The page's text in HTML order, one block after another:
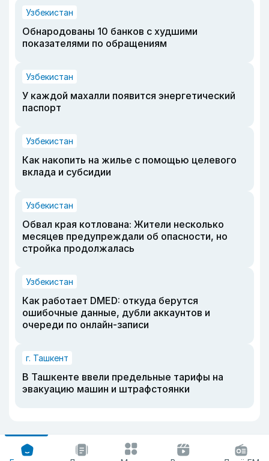
Узбекистан
Обнародованы 10 банков с худшими
показателями по обращениям
Узбекистан
У каждой махалли появится энергетический
паспорт
Узбекистан
Как накопить на жилье с помощью целевого
вклада и субсидии
Узбекистан
Обвал края котлована: Жители несколько
месяцев предупреждали об опасности, но
стройка продолжалась
Узбекистан
Как работает DMED: откуда берутся
ошибочные данные, дубли аккаунтов и
очереди по онлайн-записи
г. Ташкент
В Ташкенте ввели предельные тарифы на
эвакуацию машин и штрафстоянки